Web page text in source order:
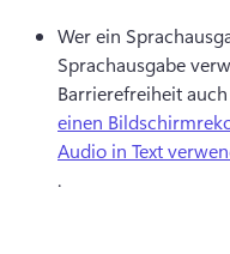
Wer ein
Sprachausgabe
Barrierefreiheit auch
einen
Audio in Text
.